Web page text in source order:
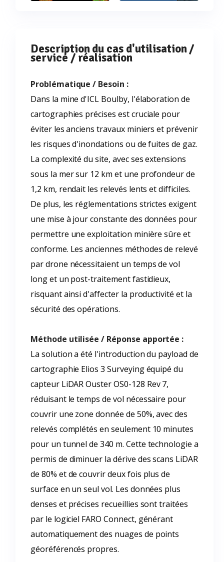
Description du cas d'utilisation /
service / réalisation
Problématique / Besoin :
Dans la mine d'ICL Boulby, l'élaboration de
cartographies précises est cruciale pour
éviter les anciens travaux miniers et prévenir
les risques d'inondations ou de fuites de gaz.
La complexité du site, avec ses extensions
sous la mer sur 12 km et une profondeur de
1,2 km, rendait les relevés lents et difficiles.
De plus, les réglementations strictes exigent
une mise à jour constante des données pour
permettre une exploitation minière sûre et
conforme. Les anciennes méthodes de relevé
par drone nécessitaient un temps de vol
long et un post-traitement fastidieux,
risquant ainsi d'affecter la productivité et la
sécurité des opérations.
Méthode utilisée / Réponse apportée :
La solution a été l'introduction du payload de
cartographie Elios 3 Surveying équipé du
capteur LiDAR Ouster OS0-128 Rev 7,
réduisant le temps de vol nécessaire pour
couvrir une zone donnée de 50%, avec des
relevés complétés en seulement 10 minutes
pour un tunnel de 340 m. Cette technologie a
permis de diminuer la dérive des scans LiDAR
de 80% et de couvrir deux fois plus de
surface en un seul vol. Les données plus
denses et précises recueillies sont traitées
par le logiciel FARO Connect, générant
automatiquement des nuages de points
géoréférencés propres.